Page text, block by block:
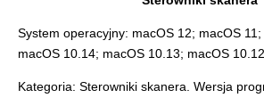
System operacyjny: macOS 12; macOS
macOS 10.14; macOS 10.13; macOS 10.12
Kategoria: Sterowniki skanera. Wersja